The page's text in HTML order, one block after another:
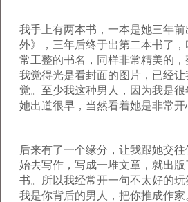
我手上有两本书，一本是她三年
外》，三年后终于出第二本书了
常工整的书名，同样非常精美的，
我觉得光是看封面的图片，已经
觉。至少我这种男人，因为我是很
她出道很早，当然看着她是非常开
后来有了一个缘分，让我跟她交
始去写作，写成一堆文章，就出
书。所以我经常开一句不太好的玩
我是你背后的男人，把你推成作家